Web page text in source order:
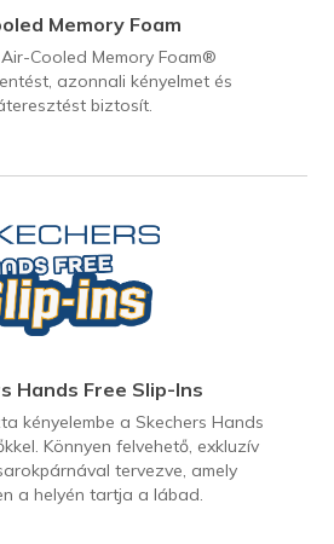
Memory Foam
Cooled Memory Foam®
azonnali kényelmet és
biztosít.
Hands Free Slip-Ins
kényelembe a Skechers Hands
Könnyen felvehető, exkluzív
tervezve, amely
a helyén tartja a lábad.